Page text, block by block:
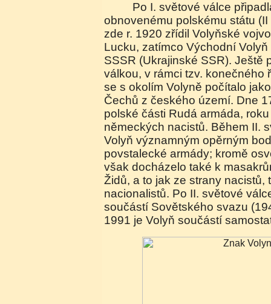
Po I. světové válce připadla Západní Volyň
obnovenému polskému státu
zde r. 1920 zřídil Volyňské
Lucku, zatímco Východní
SSSR (Ukrajinské SSR). Ještě
válkou, v rámci tzv. konečného
se s okolím Volyně počítalo
Čechů z českého území. Dne
polské části Rudá armáda,
německých nacistů. Během II.
Volyň významným opěrným
povstalecké armády; kromě
však docházelo také k
Židů, a to jak ze strany nacistů,
nacionalistů. Po II. světové
součástí Sovětského svazu
1991 je Volyň součástí